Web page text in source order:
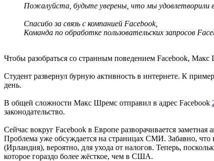
Пожалуйста, будьте уверены, что мы удовлетворили
Спасибо за связь с компанией Facebook,
Команда по обработке пользовательских запросов
Чтобы разобраться со странным поведением Facebook,
Студент развернул бурную активность в интернете. К
день.
В общей сложности Макс Шремс отправил в адрес Facebook
законодательство.
Сейчас вокруг Facebook в Европе разворачивается
Проблема уже обсуждается на страницах СМИ. Забавно, что
(Ирландия), вероятно, для ухода от налогов. Теперь,
которое гораздо более жёсткое, чем в США.